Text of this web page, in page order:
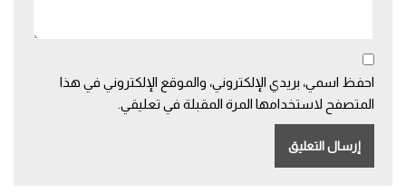
احفظ اسمي، بريدي الإلكتروني، والموقع الإلكتروني في هذا
المتصفح لاستخدامها المرة المقبلة في تعليقي.